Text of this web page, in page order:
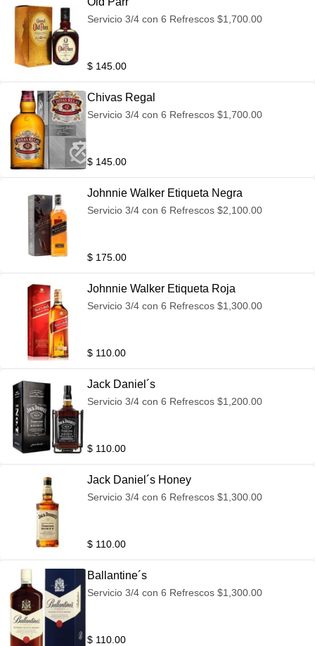
Servicio 3/4 con 6 Refrescos $1,700.00
$ 145.00
Chivas Regal
Servicio 3/4 con 6 Refrescos $1,700.00
$ 145.00
Johnnie Walker Etiqueta Negra
Servicio 3/4 con 6 Refrescos $2,100.00
$ 175.00
Johnnie Walker Etiqueta Roja
Servicio 3/4 con 6 Refrescos $1,300.00
$ 110.00
Jack Daniel´s
Servicio 3/4 con 6 Refrescos $1,200.00
$ 110.00
Jack Daniel´s Honey
Servicio 3/4 con 6 Refrescos $1,300.00
$ 110.00
Ballantine´s
Servicio 3/4 con 6 Refrescos $1,300.00
$ 110.00